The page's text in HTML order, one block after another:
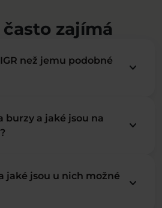
často zajímá
než jemu podobné
keyboard_arrow_down
burzy a jaké jsou na
keyboard_arrow_down
jaké jsou u nich možné
keyboard_arrow_down